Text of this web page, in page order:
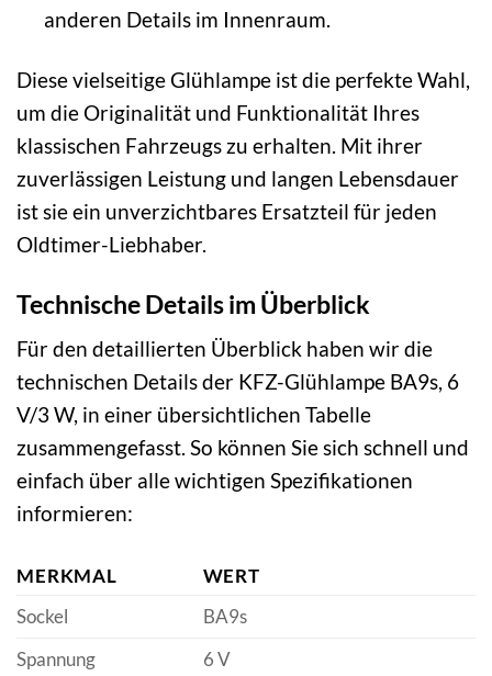
anderen Details im Innenraum.
Diese vielseitige Glühlampe ist die perfekte Wahl,
um die Originalität und Funktionalität Ihres
klassischen Fahrzeugs zu erhalten. Mit ihrer
zuverlässigen Leistung und langen Lebensdauer
ist sie ein unverzichtbares Ersatzteil für jeden
Oldtimer-Liebhaber.
Technische Details im Überblick
Für den detaillierten Überblick haben wir die
technischen Details der KFZ-Glühlampe BA9s, 6
V/3 W, in einer übersichtlichen Tabelle
zusammengefasst. So können Sie sich schnell und
einfach über alle wichtigen Spezifikationen
informieren:
MERKMAL
WERT
Sockel
BA9s
Spannung
6 V